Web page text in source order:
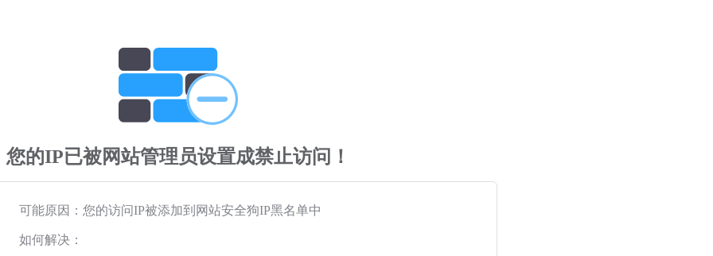
您的IP已被网站管理员设置成禁止访问！
可能原因：您的访问IP被添加到网站安全狗IP黑名单中
如何解决：